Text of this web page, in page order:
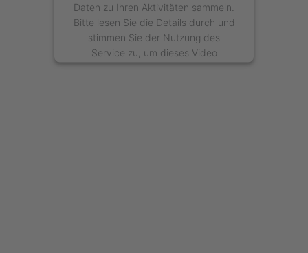
Daten zu Ihren Aktivitäten sammeln.
Bitte lesen Sie die Details durch und
stimmen Sie der Nutzung des
Service zu, um dieses Video
anzusehen.